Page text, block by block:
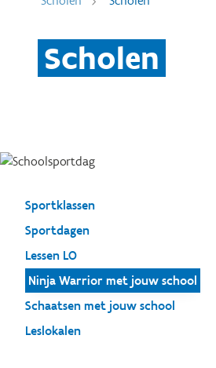
Scholen
Sportklassen
Sportdagen
Lessen LO
Ninja Warrior met jouw school
Schaatsen met jouw school
Leslokalen